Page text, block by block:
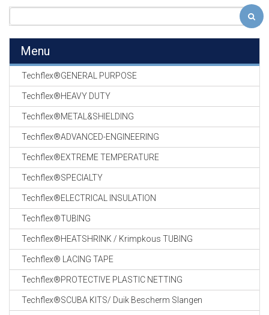
Menu
Techflex®GENERAL PURPOSE
Techflex®HEAVY DUTY
Techflex®METAL&SHIELDING
Techflex®ADVANCED-ENGINEERING
Techflex®EXTREME TEMPERATURE
Techflex®SPECIALTY
Techflex®ELECTRICAL INSULATION
Techflex®TUBING
Techflex®HEATSHRINK / Krimpkous TUBING
Techflex® LACING TAPE
Techflex®PROTECTIVE PLASTIC NETTING
Techflex®SCUBA KITS/ Duik Bescherm Slangen